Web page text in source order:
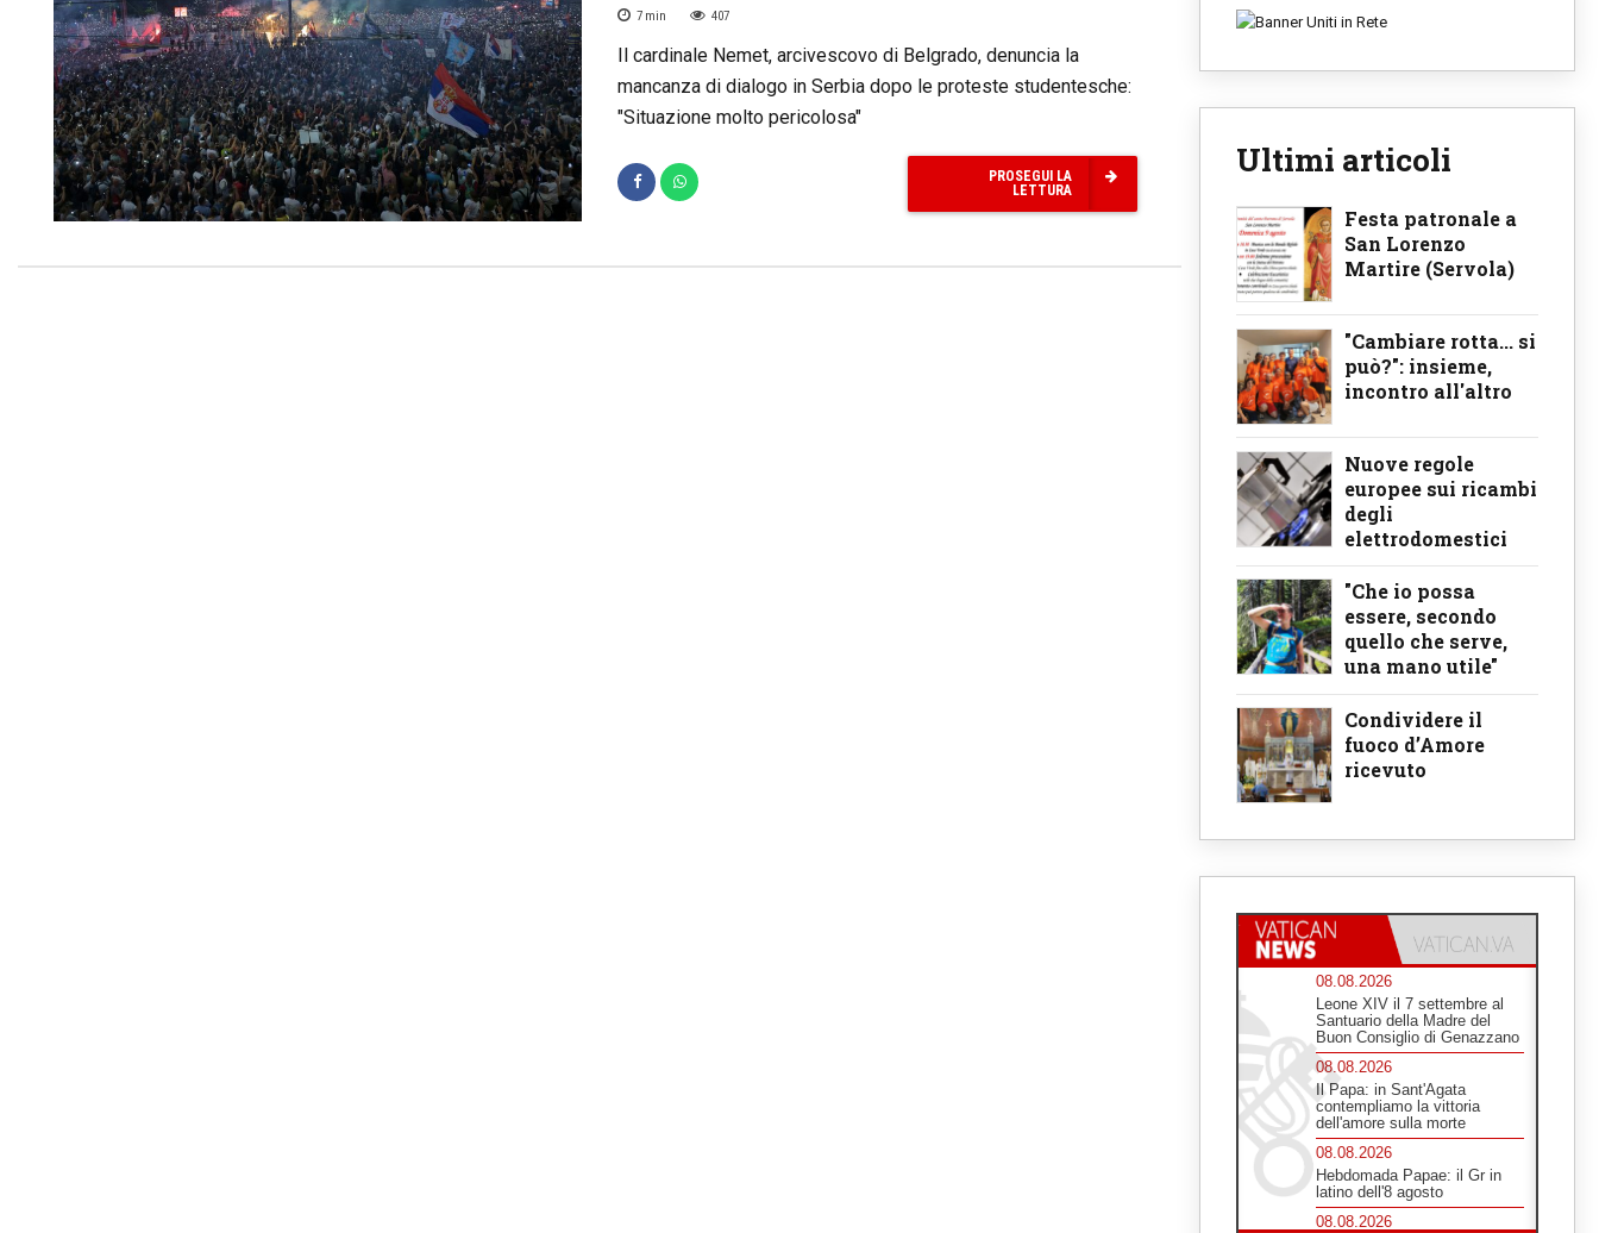
7 min 407
Il cardinale Nemet, arcivescovo di Belgrado, denuncia la
mancanza di dialogo in Serbia dopo le proteste studentesche:
"Situazione molto pericolosa"
PROSEGUI LA
LETTURA
Ultimi articoli
Festa patronale a
San Lorenzo
Martire (Servola)
"Cambiare rotta... si
può?": insieme,
incontro all'altro
Nuove regole
europee sui ricambi
degli
elettrodomestici
"Che io possa
essere, secondo
quello che serve,
una mano utile"
Condividere il
fuoco d’Amore
ricevuto
08.08.2026
Leone XIV il 7 settembre al
Santuario della Madre del
Buon Consiglio di Genazzano
08.08.2026
Il Papa: in Sant'Agata
contempliamo la vittoria
dell'amore sulla morte
08.08.2026
Hebdomada Papae: il Gr in
latino dell'8 agosto
08.08.2026